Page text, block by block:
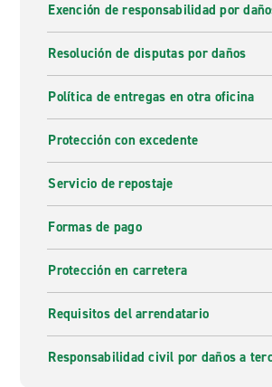
Exención de responsabilidad por
Resolución de disputas por daños
Política de entregas en otra oficina
Protección con excedente
Servicio de repostaje
Formas de pago
Protección en carretera
Requisitos del arrendatario
Responsabilidad civil por daños a